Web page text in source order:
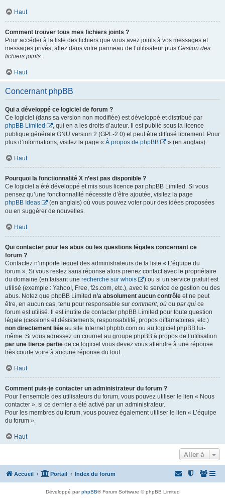
Haut
Comment trouver tous mes fichiers joints ?
Pour accéder à la liste des fichiers que vous avez joints à vos messages et
messages privés, allez dans votre panneau de l’utilisateur puis Gestion des
fichiers joints.
Haut
Concernant phpBB
Qui a développé ce logiciel de forum ?
Ce logiciel (dans sa version non modifiée) est développé et distribué par
phpBB Limited
, qui en a les droits d’auteur. Il est publié sous la licence
publique générale GNU version 2 (GPL-2.0) et peut être diffusé librement. Pour
plus d’informations, visitez la page « À propos de phpBB » (en anglais).
Haut
Pourquoi la fonctionnalité X n’est pas disponible ?
Ce logiciel a été développé et mis sous licence par phpBB Limited. Si vous
pensez qu’une fonctionnalité nécessite d’être ajoutée, visitez la page
phpBB Ideas
(en anglais) où vous pouvez voter pour des idées proposées
ou en suggérer de nouvelles.
Haut
Qui contacter pour les abus ou les questions légales concernant ce
forum ?
Contactez n’importe lequel des administrateurs de la liste « L’équipe du
forum ». Si vous restez sans réponse alors prenez contact avec le propriétaire
du domaine (en faisant une recherche sur whois
) ou si un service gratuit est
utilisé (exemple : Yahoo!, Free, f2s.com, etc.), avec le service de gestion ou des
abus. Notez que phpBB Limited n’a absolument aucun contrôle et ne peut
être, en aucun cas, tenu pour responsable sur comment, où ou par qui ce
forum est utilisé. Il est inutile de contacter phpBB Limited pour toute question
légale (cessions et désistements, responsabilité, propos diffamatoires, etc.)
non directement liée au site Internet phpbb.com ou au logiciel phpBB lui-
même. Si vous adressez un courriel au groupe phpBB à propos de l’utilisation
par une tierce partie de ce logiciel vous devez vous attendre à une réponse
très courte voire à aucune réponse du tout.
Haut
Comment puis-je contacter un administrateur du forum ?
Pour l’ensemble des utilisateurs du forum, vous pouvez utiliser le lien « Nous
contacter », si ce dernier a été activé par un administrateur.
Pour les membres du forum, vous pouvez également utiliser le lien « L’équipe
du forum ».
Haut
Aller à
Accueil Portail Index du forum
Développé parphpBB® Forum Software © phpBB Limited